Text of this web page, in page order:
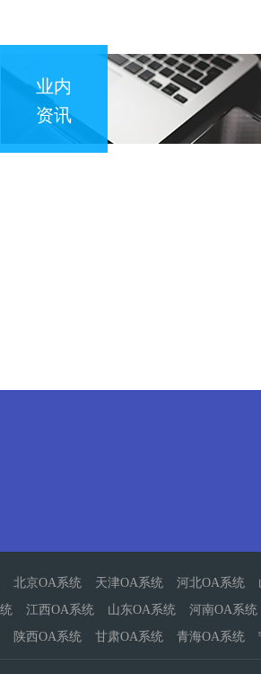
业内
资讯
北京OA系统 天津OA系统 河北OA系统
统
江西OA系统 山东OA系统 河南OA系统
陕西OA系统
甘肃OA系统 青海OA系统